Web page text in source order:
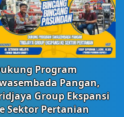
Program
Pangan,
Group Ekspansi
Sektor Pertanian